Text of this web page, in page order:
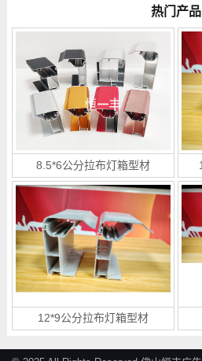
热门产品
8.5*6公分拉布灯箱型材
12*9公分拉布灯箱型材